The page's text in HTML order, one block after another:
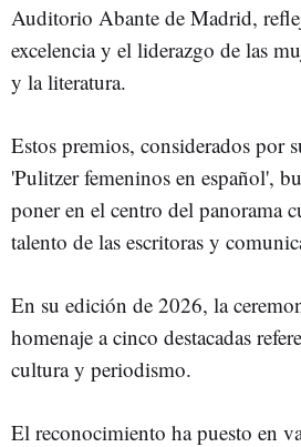
Auditorio Abante de Madrid,
excelencia y el liderazgo de las
y la literatura.
Estos premios, considerados por
'Pulitzer femeninos en español',
poner en el centro del panorama
talento de las escritoras y
En su edición de 2026, la
homenaje a cinco destacadas
cultura y periodismo.
El reconocimiento ha puesto en